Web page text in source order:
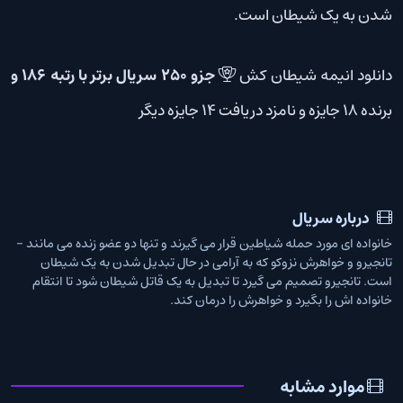
شدن به یک شیطان است.
دانلود انیمه شیطان کش
جزو 250 سریال برتر با رتبه 186 و
برنده 18 جایزه و نامزد دریافت 14 جایزه دیگر
درباره سریال
خانواده ای مورد حمله شیاطین قرار می گیرند و تنها دو عضو زنده می مانند -
تانجیرو و خواهرش نزوکو که به آرامی در حال تبدیل شدن به یک شیطان
است. تانجیرو تصمیم می گیرد تا تبدیل به یک قاتل شیطان شود تا انتقام
خانواده اش را بگیرد و خواهرش را درمان کند.
موارد مشابه